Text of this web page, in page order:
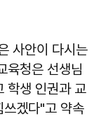
사안이 다시는
육청은 선생님
학생 인권과 교
겠다"고 약속